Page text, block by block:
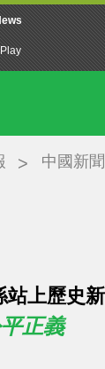
中國新聞
站上歷史
正義